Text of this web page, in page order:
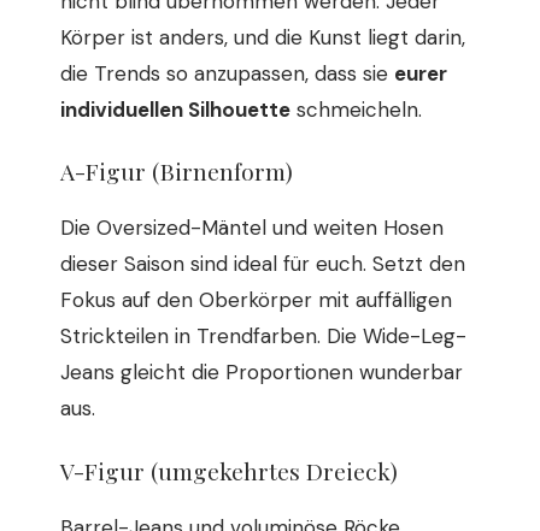
Körper ist anders, und die Kunst liegt darin,
die Trends so anzupassen, dass sie eurer
individuellen Silhouette schmeicheln.
A-Figur (Birnenform)
Die Oversized-Mäntel und weiten Hosen
dieser Saison sind ideal für euch. Setzt den
Fokus auf den Oberkörper mit auffälligen
Strickteilen in Trendfarben. Die Wide-Leg-
Jeans gleicht die Proportionen wunderbar
aus.
V-Figur (umgekehrtes Dreieck)